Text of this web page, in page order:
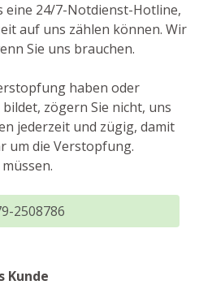
eine 24/7-Notdienst-Hotline,
auf uns zählen können. Wir
Sie uns brauchen.
haben oder
zögern Sie nicht, uns
jederzeit und zügig, damit
um die Verstopfung.
2508786
Kunde